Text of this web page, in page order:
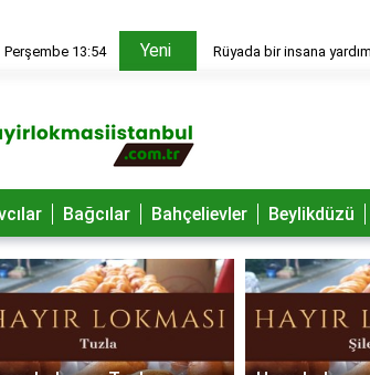
Perşembe 13:54 Yeni Rüyada bir insana
Bağcılar Bahçelievler Beylikdüzü